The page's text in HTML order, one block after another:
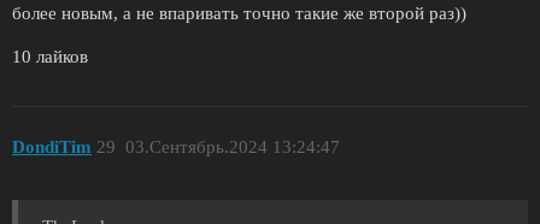
более новым, а не впаривать точно такие же второй раз))
10 лайков
DondiTim 03.Сентябрь.2024 13:24:47
29